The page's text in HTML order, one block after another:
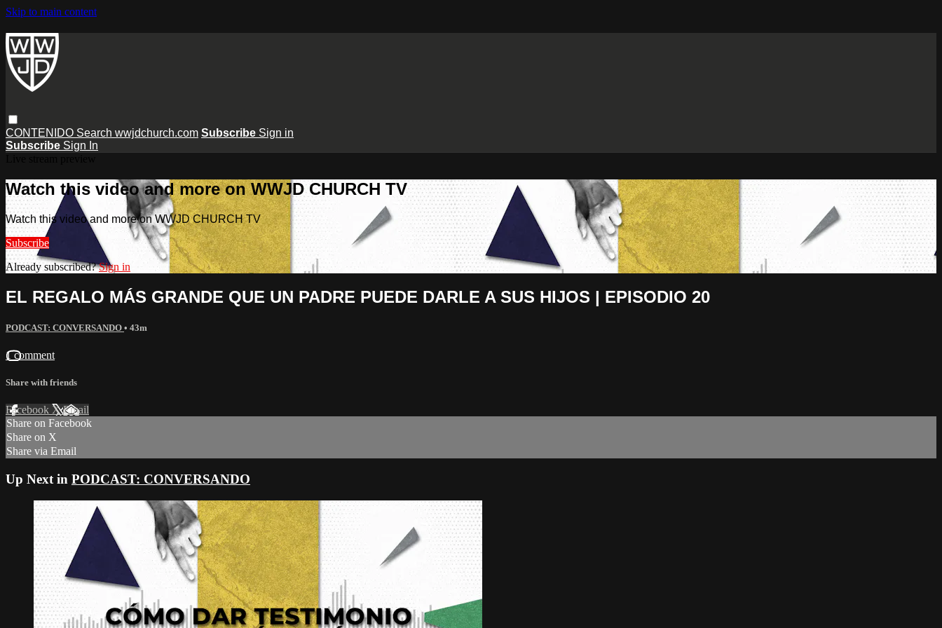
Skip to main content
CONTENIDO Search wwjdchurch.com Subscribe Sign in
Subscribe Sign In
Watch this video and more on WWJD CHURCH TV
Watch this video and more on WWJD CHURCH TV
Subscribe
Already subscribed?Sign in
EL REGALO MÁS GRANDE QUE UN PADRE PUEDE DARLE A SUS HIJOS | EPISODIO 20
PODCAST: CONVERSANDO • 43m
1 comment
Share with friends
Facebook XEmail
Share on Facebook
Share on X
Share via Email
Up Next in PODCAST: CONVERSANDO